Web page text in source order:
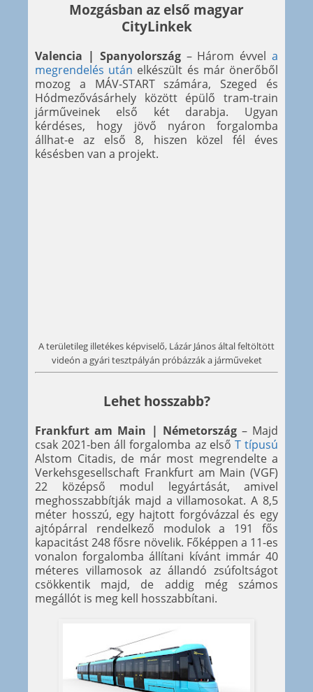
Mozgásban az első magyar
CityLinkek
Valencia | Spanyolország– Három évvela
megrendelés után elkészült és már önerőből
mozog a MÁV-START számára, Szeged és
Hódmezővásárhely között épülő tram-train
járműveinek első két darabja. Ugyan
kérdéses, hogy jövő nyáron forgalomba
állhat-e az első 8, hiszen közel fél éves
késésben van a projekt.
A területileg illetékes képviselő, Lázár János által feltöltött
videón a gyári tesztpályán próbázzák a járműveket
Lehet hosszabb?
Frankfurt am Main | Németország– Majd
csak 2021-ben áll forgalomba az első T típusú
Alstom Citadis, de már most megrendelte a
Verkehsgesellschaft Frankfurt am Main (VGF)
22 középső modul legyártását, amivel
meghosszabbítják majd a villamosokat. A 8,5
méter hosszú, egy hajtott forgóvázzal és egy
ajtópárral rendelkező modulok a 191 fős
kapacitást 248 fősre növelik. Főképpen a 11-es
vonalon forgalomba állítani kívánt immár 40
méteres villamosok az állandó zsúfoltságot
csökkentik majd, de addig még számos
megállót is meg kell hosszabbítani.